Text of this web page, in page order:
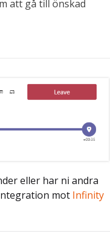
att gå till önskad
eller har ni andra
mot Infinity